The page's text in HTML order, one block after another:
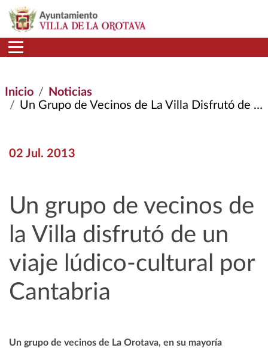
Pasar al contenido principal
Inicio
Noticias
Un Grupo de Vecinos de La Villa Disfrutó de un Viaje Lúdico-cultural Por Cantabria
02 Jul. 2013
Un grupo de vecinos de
la Villa disfrutó de un
viaje lúdico-cultural por
Cantabria
Un grupo de vecinos de La Orotava, en su mayoría